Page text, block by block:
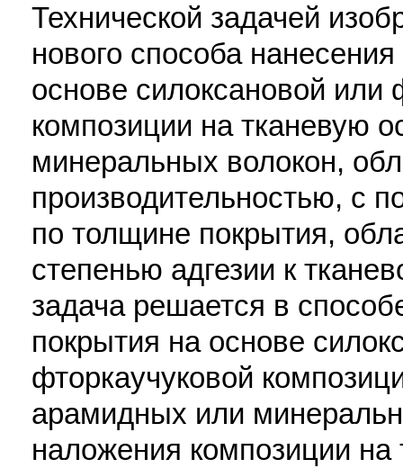
Технической задачей
нового способа
основе силоксановой или
композиции на тканевую
минеральных волокон,
производительностью, с
по толщине покрытия,
степенью адгезии к
задача решается в
покрытия на основе
фторкаучуковой
арамидных или
наложения композиции